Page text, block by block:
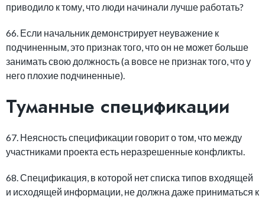
приводило к тому, что люди начинали лучше работать?
66. Если начальник демонстрирует неуважение к
подчиненным, это признак того, что он не может больше
занимать свою должность (а вовсе не признак того, что у
него плохие подчиненные).
Туманные спецификации
67. Неясность спецификации говорит о том, что между
участниками проекта есть неразрешенные конфликты.
68. Спецификация, в которой нет списка типов входящей
и исходящей информации, не должна даже приниматься к